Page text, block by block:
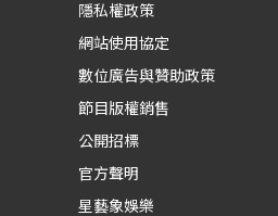
隱私權政策
網站使用協定
數位廣告與贊助政策
節目版權銷售
公開招標
官方聲明
星藝象娛樂